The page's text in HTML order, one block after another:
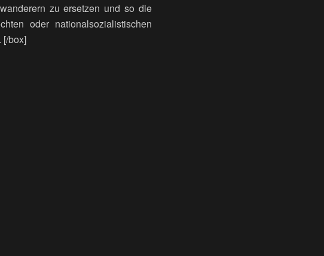
zu ersetzen und so die
oder nationalsozialistischen
[/box]